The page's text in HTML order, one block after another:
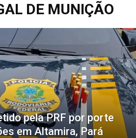
DE MUNIÇÃO
pela PRF por porte
em Altamira, Pará